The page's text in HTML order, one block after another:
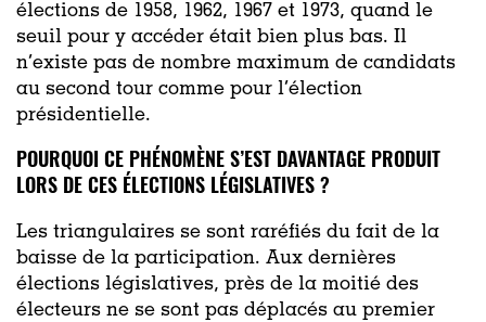
élections de 1958, 1962, 1967 et 1973, quand le
seuil pour y accéder était bien plus bas. Il
n’existe pas de nombre maximum de candidats
au second tour comme pour l’élection
présidentielle.
POURQUOI CE PHÉNOMÈNE S’EST DAVANTAGE PRODUIT
LORS DE CES ÉLECTIONS LÉGISLATIVES ?
Les triangulaires se sont raréfiés du fait de la
baisse de la participation. Aux dernières
élections législatives, près de la moitié des
électeurs ne se sont pas déplacés au premier